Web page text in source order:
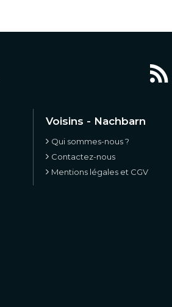
Voisins - Nachbarn
Qui sommes-nous ?
Contactez-nous
Mentions légales et CGV